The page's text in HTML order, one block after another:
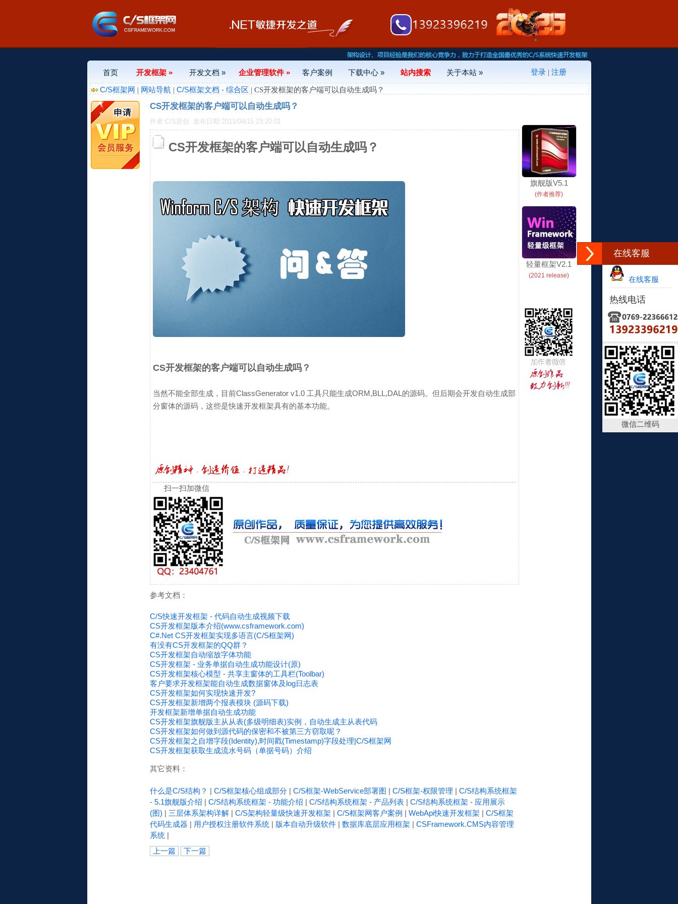
在线客服
在线客服
热线电话
微信二维码
首页 开发框架 » 开发文档 » 企业管理软件 » 客户案例 下载中心 » 站内搜索 关于本站 » 登录| 注册
C/S框架网 | 网站导航 | C/S框架文档 - 综合区 | CS开发框架的客户端可以自动生成吗？
CS开发框架的客户端可以自动生成吗？
作者:C/S原创 发布日期:2011/04/15 23:20:01
CS开发框架的客户端可以自动生成吗？
CS开发框架的客户端可以自动生成吗？
当然不能全部生成，目前ClassGenerator v1.0 工具只能生成ORM,BLL,DAL的源码。但后期会开发自动生成部
分窗体的源码，这些是快速开发框架具有的基本功能。
扫一扫加微信
参考文档：
C/S快速开发框架 - 代码自动生成视频下载
CS开发框架版本介绍(www.csframework.com)
C#.Net CS开发框架实现多语言(C/S框架网)
有没有CS开发框架的QQ群？
CS开发框架自动缩放字体功能
CS开发框架 - 业务单据自动生成功能设计(原)
CS开发框架核心模型 - 共享主窗体的工具栏(Toolbar)
客户要求开发框架能自动生成数据窗体及log日志表
CS开发框架如何实现快速开发?
CS开发框架新增两个报表模块 (源码下载)
开发框架新增单据自动生成功能
CS开发框架旗舰版主从从表(多级明细表)实例，自动生成主从表代码
CS开发框架如何做到源代码的保密和不被第三方窃取呢？
CS开发框架之自增字段(Identity),时间戳(Timestamp)字段处理|C/S框架网
CS开发框架获取生成流水号码（单据号码）介绍
其它资料：
什么是C/S结构？ | C/S框架核心组成部分| C/S框架-WebService部署图 | C/S框架-权限管理 | C/S结构系统框架
- 5.1旗舰版介绍 | C/S结构系统框架 - 功能介绍 | C/S结构系统框架 - 产品列表| C/S结构系统框架 - 应用展示
(图) | 三层体系架构详解| C/S架构轻量级快速开发框架 | C/S框架网客户案例 | WebApi快速开发框架 | C/S框架
代码生成器 | 用户授权注册软件系统| 版本自动升级软件| 数据库底层应用框架 | CSFramework.CMS内容管理
系统|
上一篇
下一篇
旗舰版V5.1
(作者推荐)
轻量框架V2.1
(2021 release)